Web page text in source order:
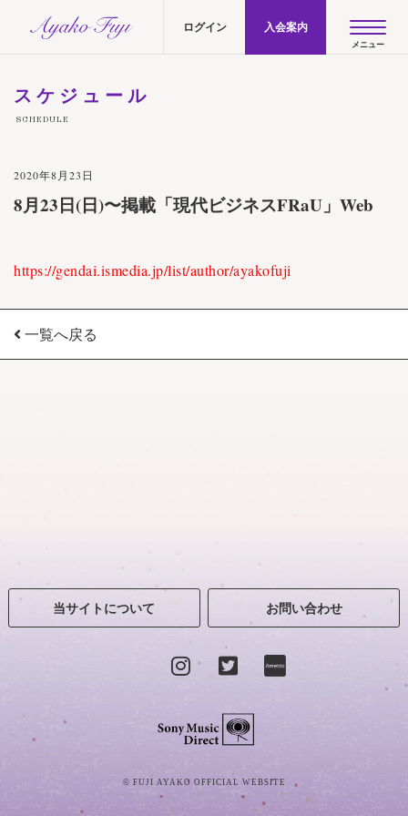
ログイン 入会案内
スケジュール
SCHEDULE
2020年8月23日
8月23日(日)〜掲載「現代ビジネスFRaU」Web
https://gendai.ismedia.jp/list/author/ayakofuji
一覧へ戻る
当サイトについて お問い合わせ
© FUJI AYAKO OFFICIAL WEBSITE